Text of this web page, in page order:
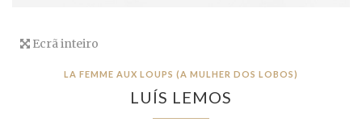
Ecrã inteiro
LA FEMME AUX LOUPS (A MULHER DOS LOBOS)
LUÍS LEMOS